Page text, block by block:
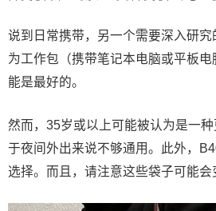
说到日常携带，另一个需要深入研
为工作包（携带笔记本电脑或平板
能是最好的。
然而，35岁或以上可能被认为是一
于夜间外出来说不够通用。此外，
选择。而且，请注意这些袋子可能会